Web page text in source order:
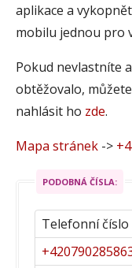
aplikace a
mobilu jednou pro
Pokud nevlastníte
obtěžovalo,
nahlásit ho zde.
Mapa stránek ->
PODOBNÁ ČÍSLA:
Telefonní číslo